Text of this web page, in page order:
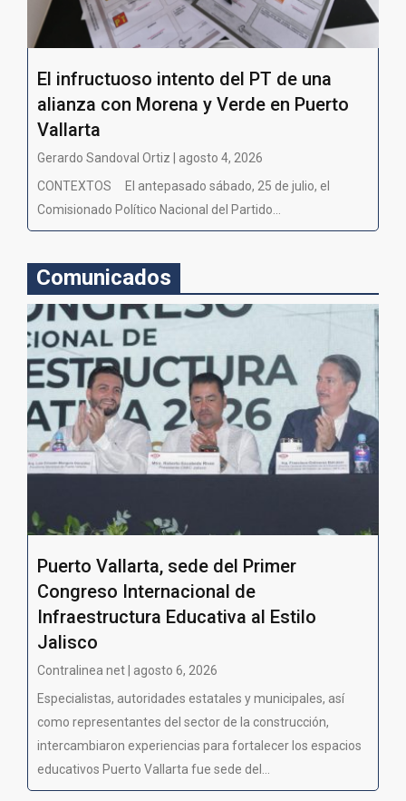
El infructuoso intento del PT de una
alianza con Morena y Verde en Puerto
Vallarta
Gerardo Sandoval Ortiz | agosto 4, 2026
CONTEXTOS El antepasado sábado, 25 de julio, el
Comisionado Político Nacional del Partido...
Comunicados
Puerto Vallarta, sede del Primer
Congreso Internacional de
Infraestructura Educativa al Estilo
Jalisco
Contralinea net | agosto 6, 2026
Especialistas, autoridades estatales y municipales, así
como representantes del sector de la construcción,
intercambiaron experiencias para fortalecer los espacios
educativos Puerto Vallarta fue sede del...